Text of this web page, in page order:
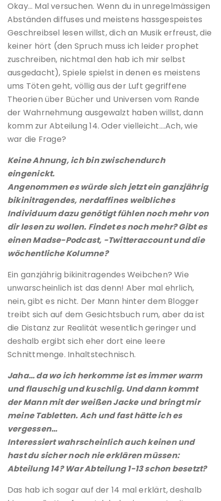
Okay… Mal versuchen. Wenn du in unregelmässigen
Abständen diffuses und meistens hassgespeistes
Geschreibsel lesen willst, dich an Musik erfreust, die
keiner hört (den Spruch muss ich leider prophet
zuschreiben, nichtmal den hab ich mir selbst
ausgedacht), Spiele spielst in denen es meistens
ums Töten geht, völlig aus der Luft gegriffene
Theorien über Bücher und Universen vom Rande
der Wahrnehmung ausgewalzt haben willst, dann
komm zur Abteilung 14. Oder vielleicht….Ach, wie
war die Frage?
Keine Ahnung, ich bin zwischendurch
eingenickt.
Angenommen es würde sich jetzt ein ganzjährig
bikinitragendes, nerdaffines weibliches
Individuum dazu genötigt fühlen noch mehr von
dir lesen zu wollen. Findet es noch mehr? Gibt es
einen Madse-Podcast, -Twitteraccount und die
wöchentliche Kolumne?
Ein ganzjährig bikinitragendes Weibchen? Wie
unwarscheinlich ist das denn! Aber mal ehrlich,
nein, gibt es nicht. Der Mann hinter dem Blogger
treibt sich auf dem Gesichtsbuch rum, aber da ist
die Distanz zur Realität wesentlich geringer und
deshalb ergibt sich eher dort eine leere
Schnittmenge. Inhaltstechnisch.
Jaha… da wo ich herkomme ist es immer warm
und flauschig und kuschlig. Und dann kommt
der Mann mit der weißen Jacke und bringt mir
meine Tabletten. Ach und fast hätte ich es
vergessen…
Interessiert wahrscheinlich auch keinen und
hast du sicher noch nie erklären müssen:
Abteilung 14? War Abteilung 1-13 schon besetzt?
Das hab ich sogar auf der 14 mal erklärt, deshalb